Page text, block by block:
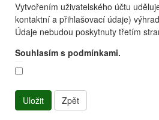
Vytvořením uživatelského účtu
kontaktní a přihlašovací údaje)
Údaje nebudou poskytnuty třetím
Souhlasím s podmínkami.
Uložit Zpět